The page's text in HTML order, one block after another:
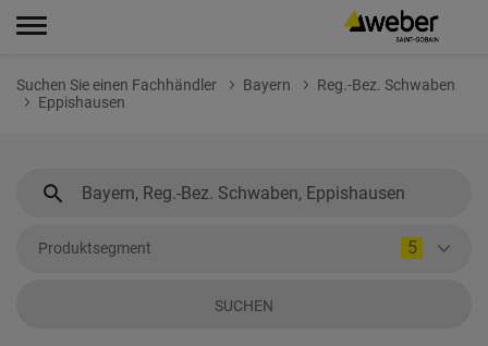
Suchen Sie einen Fachhändler Bayern
Reg.-Bez. Schwaben
Eppishausen
Produktsegment 5
SUCHEN